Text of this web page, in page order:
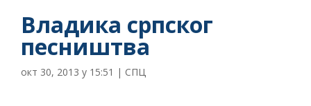
Владика српског
песништва
окт 30, 2013 у 15:51 | СПЦ